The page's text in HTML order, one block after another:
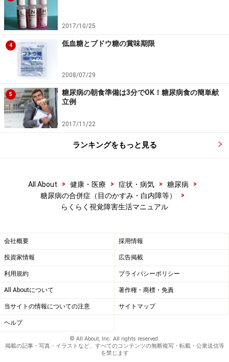
2017/10/25
4 低血糖とブドウ糖の賞味期限
2008/07/29
5
糖尿病の朝食準備は3分でOK！糖尿病食の簡単献
立例
2017/11/22
ランキングをもっと見る
All About > 健康・医療 > 症状・病気 > 糖尿病
>
糖尿病の合併症（目のかすみ・白内障等）
>
らくらく視覚障害生活マニュアル
会社概要 採用情報
投資家情報 広告掲載
利用規約 プライバシーポリシー
All Aboutについて 著作権・商標・免責
当サイトの情報についての注意 サイトマップ
ヘルプ
© All About, Inc. All rights reserved.
掲載の記事・写真・イラストなど、すべてのコンテンツの無断複写・転載・公衆送信等
を禁じます